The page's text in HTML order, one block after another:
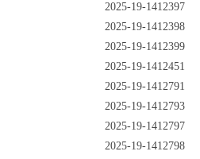
2025-19-1412397
2025-19-1412398
2025-19-1412399
2025-19-1412451
2025-19-1412791
2025-19-1412793
2025-19-1412797
2025-19-1412798